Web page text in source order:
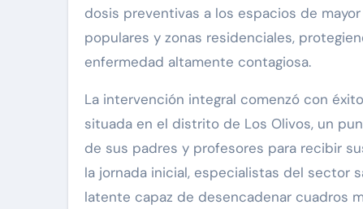
dosis preventivas a los espacios de
populares y zonas residenciales,
enfermedad altamente contagiosa.
La intervención integral comenzó con
situada en el distrito de Los Olivos, un
de sus padres y profesores para recibir
la jornada inicial, especialistas del sector
latente capaz de desencadenar cuadros